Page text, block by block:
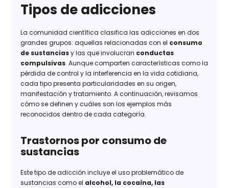
Tipos de adicciones
La comunidad científica clasifica las adicciones en dos
grandes grupos: aquellas relacionadas con el consumo
de sustanciasy las que involucran conductas
compulsivas. Aunque comparten características como la
pérdida de control y la interferencia en la vida cotidiana,
cada tipo presenta particularidades en su origen,
manifestación y tratamiento. A continuación, revisamos
cómo se definen y cuáles son los ejemplos más
reconocidos dentro de cada categoría.
Trastornos por consumo de
sustancias
Este tipo de adicción incluye el uso problemático de
sustancias como el alcohol, la cocaína, las